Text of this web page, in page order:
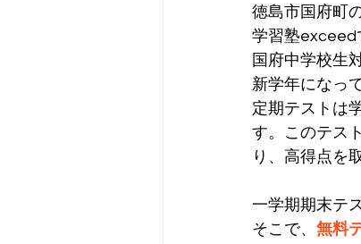
徳島市国府町
学習塾exceed
国府中学校生
新学年になっ
定期テストは
す。このテス
り、高得点を
一学期期末テ
そこで、 無料